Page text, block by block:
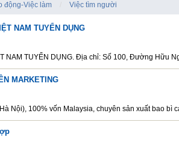
động-Việc làm Việc tìm người
NAM TUYỂN DỤNG
NAM TUYỂN DỤNG. Địa chỉ: Số 100, Đường Hữu
MARKETING
Nội), 100% vốn Malaysia, chuyên sản xuất bao bì